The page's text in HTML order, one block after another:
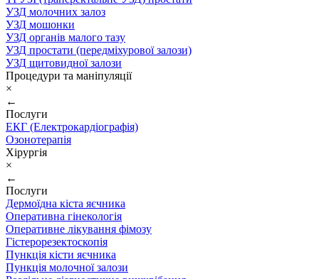
УЗД молочних залоз
УЗД мошонки
УЗД органів малого тазу
УЗД простати (передміхурової залози)
УЗД щитовидної залози
Процедури та маніпуляції
×
←
Послуги
ЕКГ (Електрокардіографія)
Озонотерапія
Хірургія
×
←
Послуги
Дермоїдна кіста яєчника
Оперативна гінекологія
Оперативне лікування фімозу
Гістерорезектоскопія
Пункція кісти яєчника
Пункція молочної залози